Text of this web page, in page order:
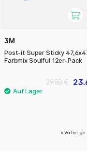
3M
Post-it Super Sticky
Farbmix Soulful 12er-Pack
29.50 €
« Vorherige